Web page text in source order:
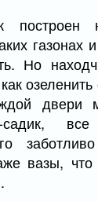
газонах
Но
двери
садик,
вазы, что